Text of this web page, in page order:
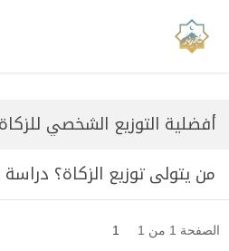
أفضلية التوزيع الشخصي
من يتولى توزيع الزكاة؟
الصفحة 1 من 1 1